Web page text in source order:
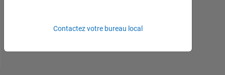
Contactez votre bureau local